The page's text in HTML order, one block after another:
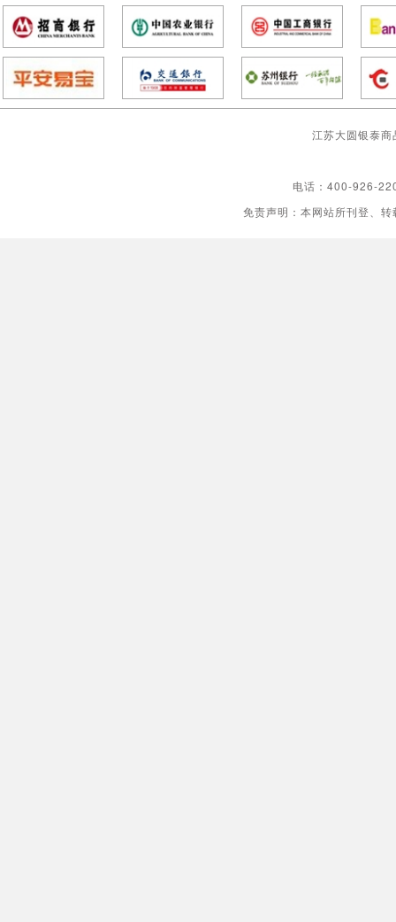
江苏大圆银泰
电话：400-926-
免责声明：本网站所刊登、